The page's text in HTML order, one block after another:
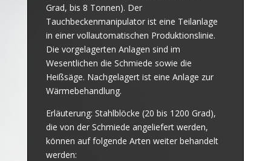
Grad, bis 8 Tonnen). Der
Tauchbeckenmanipulator ist eine Teilanlage
in einer vollautomatischen Produktionslinie.
Die vorgelagerten Anlagen sind im
Wesentlichen die Schmiede sowie die
Heißsäge. Nachgelagert ist eine Anlage zur
Wärmebehandlung.
Erläuterung: Stahlblöcke (20 bis 1200 Grad),
die von der Schmiede angeliefert werden,
können auf folgende Arten weiter behandelt
werden: